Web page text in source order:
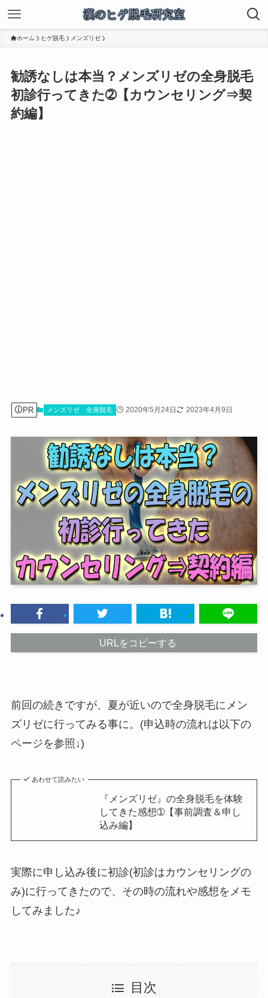
ホーム ヒゲ脱毛 メンズリゼ
勧誘なしは本当？メンズリゼの全身脱毛
初診行ってきた➁【カウンセリング⇒契
約編】
PR メンズリゼ 全身脱毛 2020年5月24日 2023年4月9日
URLをコピーする
前回の続きですが、夏が近いので全身脱毛にメン
ズリゼに行ってみる事に。(申込時の流れは以下の
ページを参照↓)
あわせて読みたい
『メンズリゼ』の全身脱毛を体験
してきた感想➀【事前調査＆申し
込み編】
実際に申し込み後に初診(初診はカウンセリングの
み)に行ってきたので、その時の流れや感想をメモ
してみました♪
目次